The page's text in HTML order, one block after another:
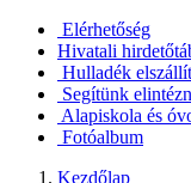
Elérhetőség
Hivatali
Hulladék
Segítünk
Alapiskola és
Fotóalbum
Kezdőlap